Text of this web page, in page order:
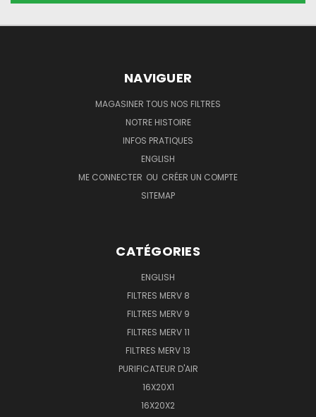
NAVIGUER
MAGASINER TOUS NOS FILTRES
NOTRE HISTOIRE
INFOS PRATIQUES
ENGLISH
ME CONNECTER OU CRÉER UN COMPTE
SITEMAP
CATÉGORIES
ENGLISH
FILTRES MERV 8
FILTRES MERV 9
FILTRES MERV 11
FILTRES MERV 13
PURIFICATEUR D'AIR
16X20X1
16X20X2